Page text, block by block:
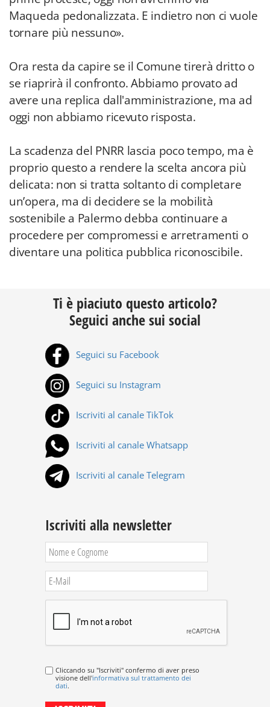
Maqueda pedonalizzata. E indietro non ci vuole
tornare più nessuno».
Ora resta da capire se il Comune tirerà dritto o
se riaprirà il confronto. Abbiamo provato ad
avere una replica dall'amministrazione, ma ad
oggi non abbiamo ricevuto risposta.
La scadenza del PNRR lascia poco tempo, ma è
proprio questo a rendere la scelta ancora più
delicata: non si tratta soltanto di completare
un’opera, ma di decidere se la mobilità
sostenibile a Palermo debba continuare a
procedere per compromessi e arretramenti o
diventare una politica pubblica riconoscibile.
Ti è piaciuto questo articolo?
Seguici anche sui social
Seguici su Facebook
Seguici su Instagram
Iscriviti al canale TikTok
Iscriviti al canale Whatsapp
Iscriviti al canale Telegram
Iscriviti alla newsletter
Cliccando su "Iscriviti" confermo di aver preso
visione dell'informativa sul trattamento dei
dati.